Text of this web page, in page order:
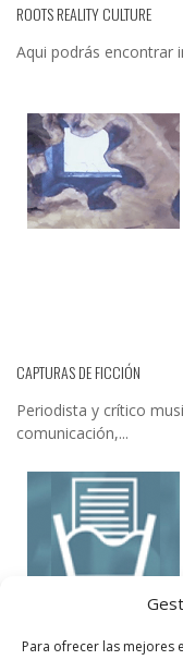
Para ofrecer las mejores
ROOTS REALITY CULTURE
Aqui podrás encontrar
CAPTURAS DE FICCIÓN
Periodista y crítico
comunicación,...